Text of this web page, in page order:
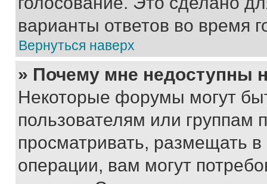
варианты ответов во время
Вернуться наверх
» Почему мне недоступны
Некоторые форумы могут
пользователям или группам
просматривать, размещать
операции, вам могут